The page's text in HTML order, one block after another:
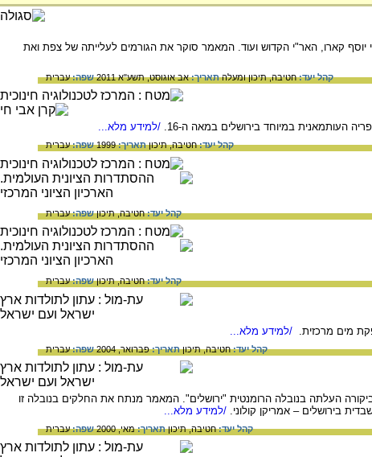
רבי יוסף קארו, האר"י הקדוש ועוד. המאמר סוקר את הגורמים לעלייתה של צפת ואת
קהל יעד:חטיבה,תיכון ומעלהתאריך:אב אוגוסט, תשע"א 2011 שפה:עברית
העותמאנית במיוחד בירושלים במאה ה-16. /למידע מלא...
קהל יעד:חטיבה,תיכוןתאריך:1999 שפה:עברית
קהל יעד:חטיבה,תיכוןשפה:עברית
קהל יעד:חטיבה,תיכוןשפה:עברית
/למידע מלא...
קהל יעד:חטיבה,תיכוןתאריך:פברואר, 2004 שפה:עברית
ביקורה העלתה בנובלה הרומנטית "ירושלים". המאמר מנתח את החלקים בנובלה זו
/למידע מלא...
קהל יעד:חטיבה,תיכוןתאריך:מאי, 2000 שפה:עברית